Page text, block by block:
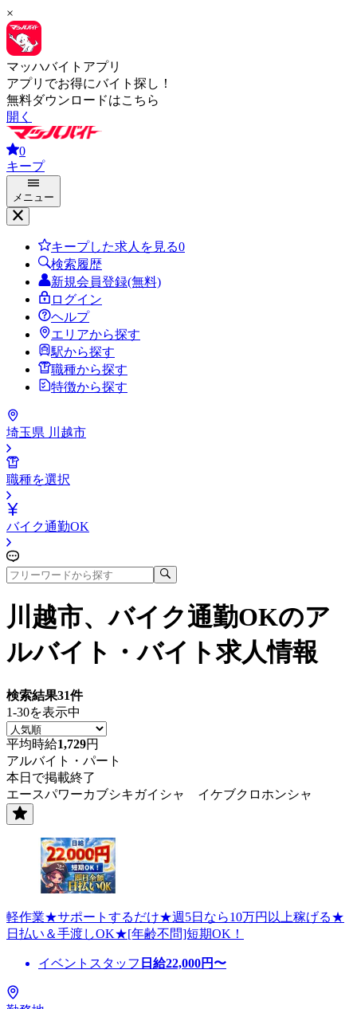
×
マッハバイトアプリ
アプリでお得にバイト探し！
無料ダウンロードはこちら
開く
0
キープ
メニュー
キープした求人を見る0
検索履歴
新規会員登録(無料)
ログイン
ヘルプ
エリアから探す
駅から探す
職種から探す
特徴から探す
埼玉県 川越市
職種を選択
バイク通勤OK
川越市、バイク通勤OKのア
ルバイト・バイト求人情報
検索結果31件
1-30を表示中
平均時給1,729円
アルバイト・パート
本日で掲載終了
エースパワーカブシキガイシャ イケブクロホンシャ
軽作業★サポートするだけ★週5日なら10万円以上稼げる★
日払い＆手渡しOK★[年齢不問]短期OK！
イベントスタッフ 日給22,000円〜